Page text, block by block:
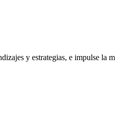
y estrategias, e impulse la